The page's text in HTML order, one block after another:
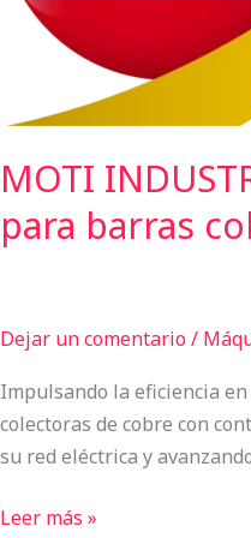
MOTI
para barras
Dejar un comentario/
Impulsando la eficiencia
colectoras de cobre con
su red eléctrica y
cobre
3NC
Leer más »